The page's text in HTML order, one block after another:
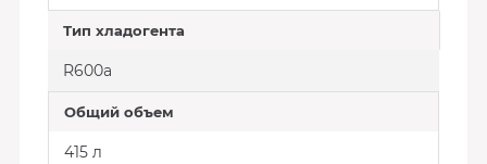
Тип хладогента
R600a
Общий объем
415 л